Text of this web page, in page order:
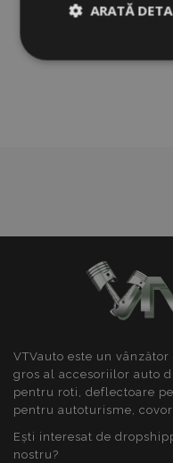
VTVauto este un
gros al accesoriilor auto
pentru roti, deflectoare
pentru autoturisme,
Ești interesat de
nostru?
ARATĂ
necesare
De targetare
Cookie-urile strict
contului. Site-ul
cookie-uri strict
Nume